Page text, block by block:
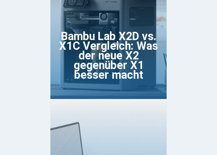
Bambu Lab X2D vs.
X1C Vergleich: Was
der neue X2
gegenüber X1
besser macht